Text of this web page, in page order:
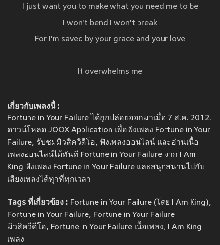
I just want you to make what you need me to be
I won't bend I won't break
For I'm saved by your grace and your love
It overwhelms me
เกี่ยวกับเพลงนี้ :
Fortune in Your Failure ได้ถูกปล่อยออกมาเมื่อ 7 ส.ค. 2012.
ดาวน์โหลด JOOX Application เพื่อฟังเพลง Fortune in Your
Failure, รับชมมิวสิควิดีโอ, ฟังเพลงออนไลน์ และอ่านเนื้อ
เพลงออนไลน์ได้ทันที Fortune in Your Failure จาก I Am
King ฟังเพลง Fortune in Your Failure และสนุกสนานไปกับ
เสียงเพลงได้ทุกที่ทุกเวลา
Tags ที่เกี่ยวข้อง : Fortune in Your Failure (โดย I Am King),
Fortune in Your Failure, Fortune in Your Failure
มิวสิควีดีโอ, Fortune in Your Failure เนื้อเพลง, I Am King
เพลง